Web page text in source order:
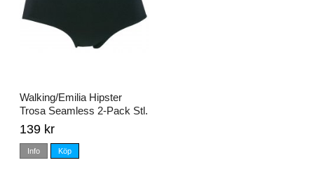
Walking/Emilia Hipster
Trosa Seamless 2-Pack Stl.
S - XL
139 kr
Info Köp